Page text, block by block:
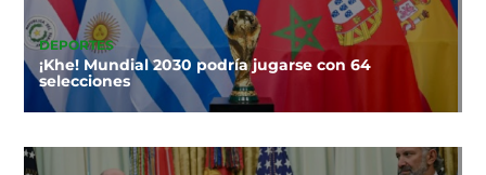
DEPORTES
¡Khe! Mundial 2030 podría jugarse con 64
selecciones